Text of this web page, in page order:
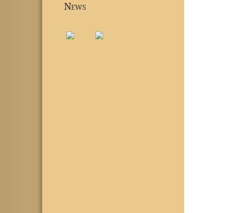
News